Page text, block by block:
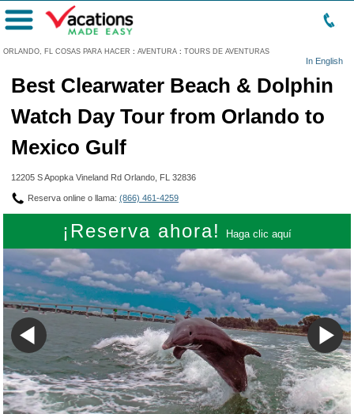
ORLANDO, FL COSAS PARA HACER : AVENTURA : TOURS DE AVENTURAS
In English
Menú
Best Clearwater Beach & Dolphin
Watch Day Tour from Orlando to
Mexico Gulf
12205 S Apopka Vineland Rd Orlando, FL 32836
Reserva online o llama: (866) 461-4259
¡Reserva ahora! Haga clic aquí